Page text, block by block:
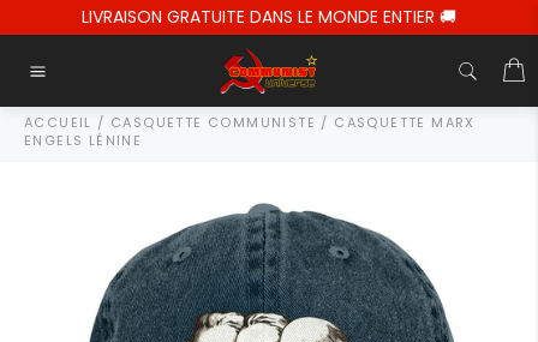
au
contenu
LIVRAISON GRATUITE DANS LE MONDE ENTIER 🚚
ACCUEIL / CASQUETTE COMMUNISTE / CASQUETTE MARX
ENGELS LÉNINE